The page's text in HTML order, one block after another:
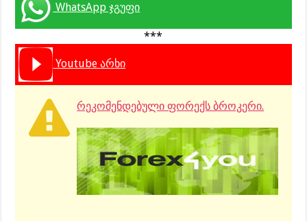
WhatsApp ჯგუფი
***
Youtube არხი
რეკომენდებული ფორექს ბროკერი.